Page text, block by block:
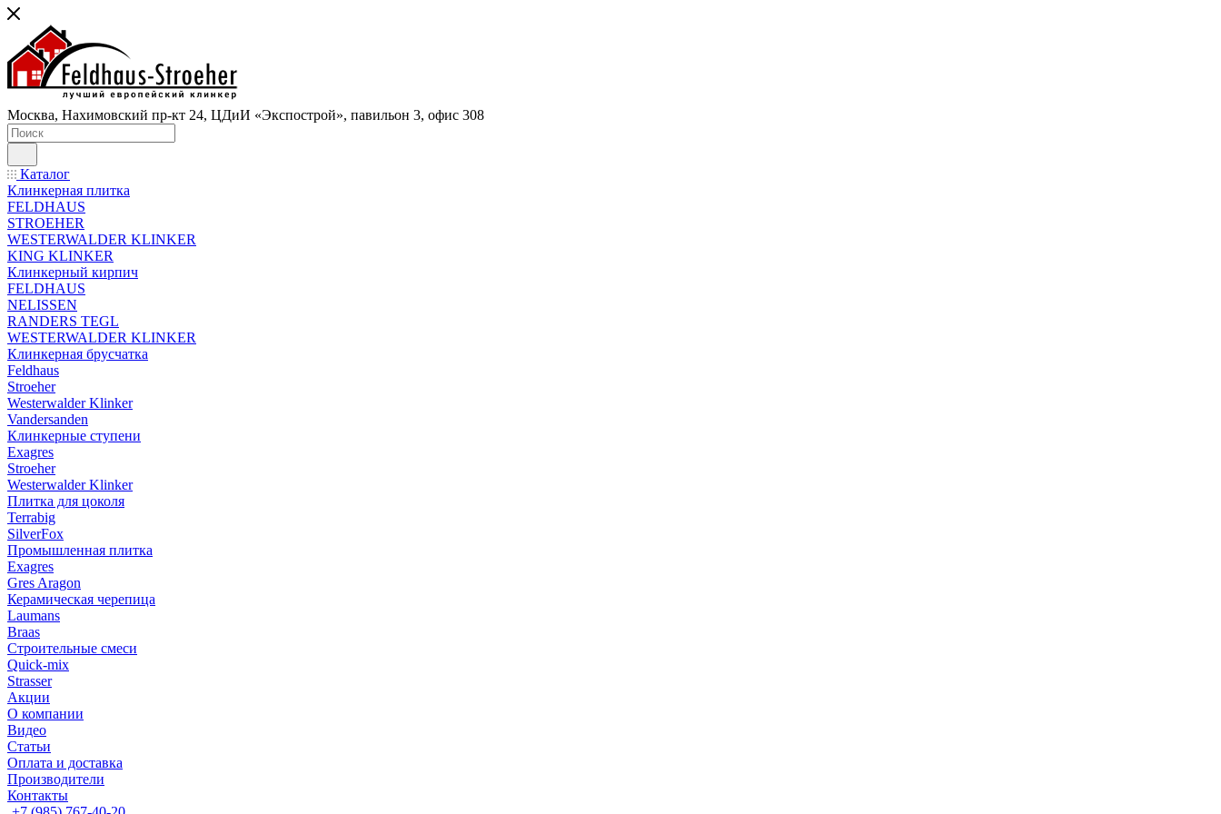
Москва, Нахимовский пр-кт 24, ЦДиИ «Экспострой», павильон 3, офис 308
Каталог
Клинкерная плитка
FELDHAUS
STROEHER
WESTERWALDER KLINKER
KING KLINKER
Клинкерный кирпич
FELDHAUS
NELISSEN
RANDERS TEGL
WESTERWALDER KLINKER
Клинкерная брусчатка
Feldhaus
Stroeher
Westerwalder Klinker
Vandersanden
Клинкерные ступени
Exagres
Stroeher
Westerwalder Klinker
Плитка для цоколя
Terrabig
SilverFox
Промышленная плитка
Exagres
Gres Aragon
Керамическая черепица
Laumans
Braas
Строительные смеси
Quick-mix
Strasser
Акции
О компании
Видео
Статьи
Оплата и доставка
Производители
Контакты